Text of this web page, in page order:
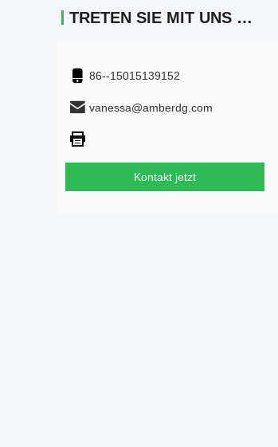
TRETEN SIE MIT UNS IN VERBINDUNG
86--15015139152
vanessa@amberdg.com
Kontakt jetzt